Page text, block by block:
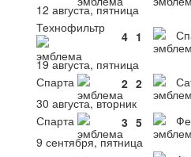
12 августа, пятница
Технофильтр
4 1
19 августа, пятница
Спарта
2 2
30 августа, вторник
Спарта
3 5
9 сентября, пятница